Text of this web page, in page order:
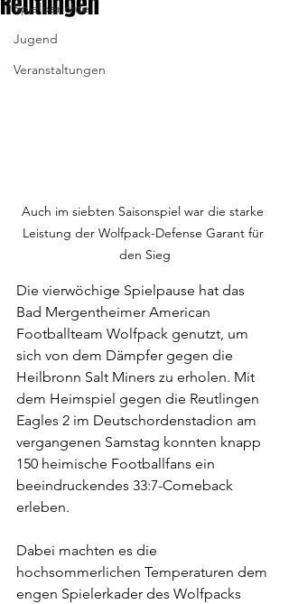
Spielberichte
Jugend
Veranstaltungen
Auch im siebten Saisonspiel war die starke
Leistung der Wolfpack-Defense Garant für
den Sieg
Die vierwöchige Spielpause hat das
Bad Mergentheimer American
Footballteam Wolfpack genutzt, um
sich von dem Dämpfer gegen die
Heilbronn Salt Miners zu erholen. Mit
dem Heimspiel gegen die Reutlingen
Eagles 2 im Deutschordenstadion am
vergangenen Samstag konnten knapp
150 heimische Footballfans ein
beeindruckendes 33:7-Comeback
erleben.
Dabei machten es die
hochsommerlichen Temperaturen dem
engen Spielerkader des Wolfpacks